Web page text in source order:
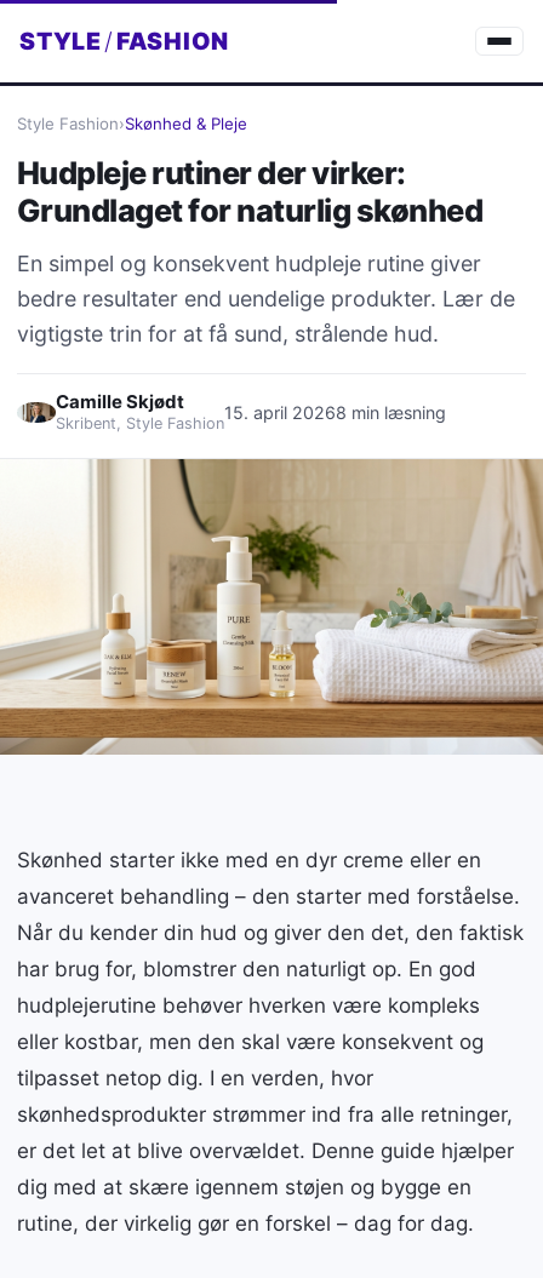
STYLE/FASHION
Style Fashion›Skønhed & Pleje
Hudpleje rutiner der virker:
Grundlaget for naturlig skønhed
En simpel og konsekvent hudpleje rutine giver
bedre resultater end uendelige produkter. Lær de
vigtigste trin for at få sund, strålende hud.
Camille Skjødt
Skribent, Style Fashion
15. april 20268 min læsning
Skønhed starter ikke med en dyr creme eller en
avanceret behandling – den starter med forståelse.
Når du kender din hud og giver den det, den faktisk
har brug for, blomstrer den naturligt op. En god
hudplejerutine behøver hverken være kompleks
eller kostbar, men den skal være konsekvent og
tilpasset netop dig. I en verden, hvor
skønhedsprodukter strømmer ind fra alle retninger,
er det let at blive overvældet. Denne guide hjælper
dig med at skære igennem støjen og bygge en
rutine, der virkelig gør en forskel – dag for dag.